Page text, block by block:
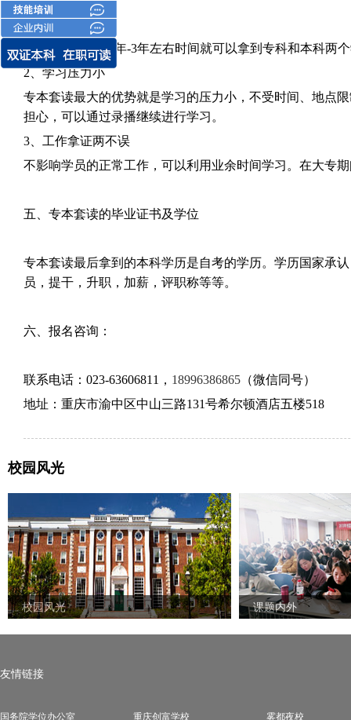
1、学制短
学制时间短，2.5年-3年左右时间就可以拿到专科和本科两
2、学习压力小
专本套读最大的优势就是学习的压力小，不受时间、地点
担心，可以通过录播继续进行学习。
3、工作拿证两不误
不影响学员的正常工作，可以利用业余时间学习。在大专
五、专本套读的毕业证书及学位
专本套读最后拿到的本科学历是自考的学历。学历国家承
员，提干，升职，加薪，评职称等等。
六、报名咨询：
联系电话： 023-63606811， 18996386865 （微信同号）
地址：重庆市渝中区中山三路131号希尔顿酒店五楼518
校园风光
校园风光 课题内外
友情链接
国务院学位办公室 重庆创富学校 雾都夜校